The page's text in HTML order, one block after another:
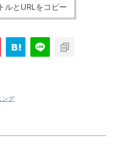
ルとURLをコピー
ング